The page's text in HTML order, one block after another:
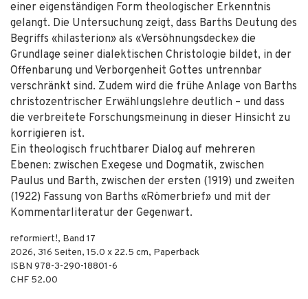
einer eigenständigen Form theologischer Erkenntnis
gelangt. Die Untersuchung zeigt, dass Barths Deutung des
Begriffs «hilasterion» als «Versöhnungsdecke» die
Grundlage seiner dialektischen Christologie bildet, in der
Offenbarung und Verborgenheit Gottes untrennbar
verschränkt sind. Zudem wird die frühe Anlage von Barths
christozentrischer Erwählungslehre deutlich – und dass
die verbreitete Forschungsmeinung in dieser Hinsicht zu
korrigieren ist.
Ein theologisch fruchtbarer Dialog auf mehreren
Ebenen: zwischen Exegese und Dogmatik, zwischen
Paulus und Barth, zwischen der ersten (1919) und zweiten
(1922) Fassung von Barths «Römerbrief» und mit der
Kommentarliteratur der Gegenwart.
reformiert!, Band 17
2026, 316 Seiten, 15.0 x 22.5 cm, Paperback
ISBN 978-3-290-18801-6
CHF 52.00